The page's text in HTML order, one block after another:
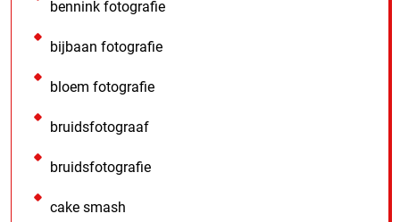
bennink fotografie
bijbaan fotografie
bloem fotografie
bruidsfotograaf
bruidsfotografie
cake smash